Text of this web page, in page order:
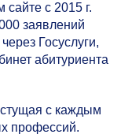
сайте с 2015 г.
заявлений
Госуслуги,
абитуриента
с каждым
профессий.